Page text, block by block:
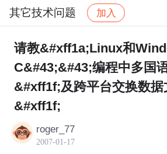
其它技术问题 加入
社区 其它技术问题 帖子详情
请教&#xff1a;Linux和
C&#43;&#43;编程中多国
&#xff1f;及跨平台交换数据
&#xff1f;
roger_77
2007-01-17